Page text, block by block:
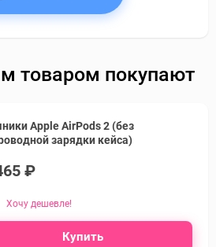
товаром покупают
Apple AirPods 2 (без
зарядки кейса)
₽
Хочу дешевле!
Купить